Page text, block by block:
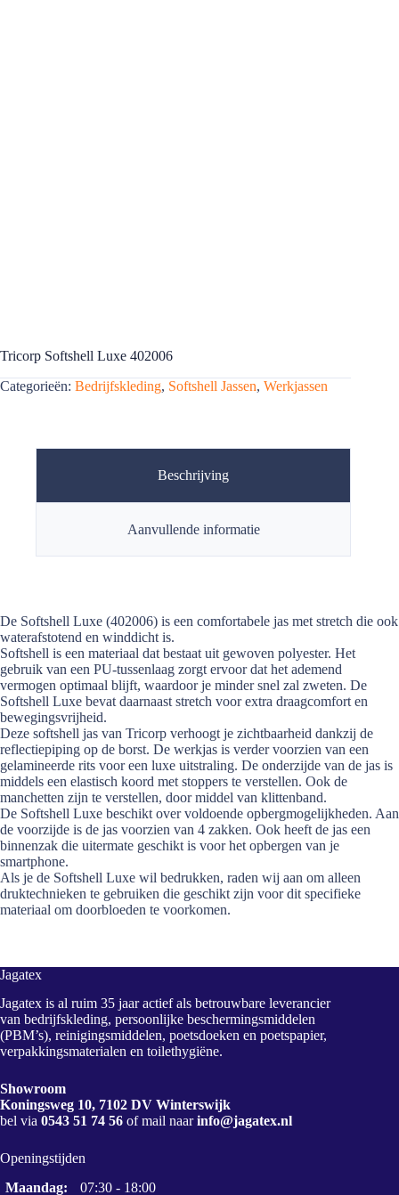
Tricorp Softshell Luxe 402006
Categorieën: Bedrijfskleding, Softshell Jassen, Werkjassen
Beschrijving
Aanvullende informatie
De Softshell Luxe (402006) is een comfortabele jas met stretch die ook
waterafstotend en winddicht is.
Softshell is een materiaal dat bestaat uit gewoven polyester. Het
gebruik van een PU-tussenlaag zorgt ervoor dat het ademend
vermogen optimaal blijft, waardoor je minder snel zal zweten. De
Softshell Luxe bevat daarnaast stretch voor extra draagcomfort en
bewegingsvrijheid.
Deze softshell jas van Tricorp verhoogt je zichtbaarheid dankzij de
reflectiepiping op de borst. De werkjas is verder voorzien van een
gelamineerde rits voor een luxe uitstraling. De onderzijde van de jas is
middels een elastisch koord met stoppers te verstellen. Ook de
manchetten zijn te verstellen, door middel van klittenband.
De Softshell Luxe beschikt over voldoende opbergmogelijkheden. Aan
de voorzijde is de jas voorzien van 4 zakken. Ook heeft de jas een
binnenzak die uitermate geschikt is voor het opbergen van je
smartphone.
Als je de Softshell Luxe wil bedrukken, raden wij aan om alleen
druktechnieken te gebruiken die geschikt zijn voor dit specifieke
materiaal om doorbloeden te voorkomen.
Jagatex
Jagatex is al ruim 35 jaar actief als betrouwbare leverancier
van bedrijfskleding, persoonlijke beschermingsmiddelen
(PBM’s), reinigingsmiddelen, poetsdoeken en poetspapier,
verpakkingsmaterialen en toilethygiëne.
Showroom
Koningsweg 10, 7102 DV Winterswijk
bel via 0543 51 74 56 of mail naarinfo@jagatex.nl
Openingstijden
Maandag:
07:30 - 18:00